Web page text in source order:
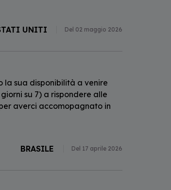
UNITI Del 02 maggio 2026
la sua disponibilità a venire
su 7) a rispondere alle
averci accomopagnato in
BRASILE Del 17 aprile 2026